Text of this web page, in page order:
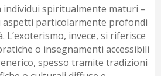
individui spiritualmente maturi –
aspetti particolarmente profondi
L’exoterismo, invece, si riferisce
o insegnamenti accessibili
spesso tramite tradizioni